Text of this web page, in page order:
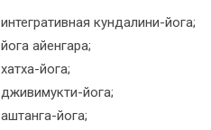
интегративная кундалини-йога;
йога айенгара;
хатха-йога;
дживимукти-йога;
аштанга-йога;